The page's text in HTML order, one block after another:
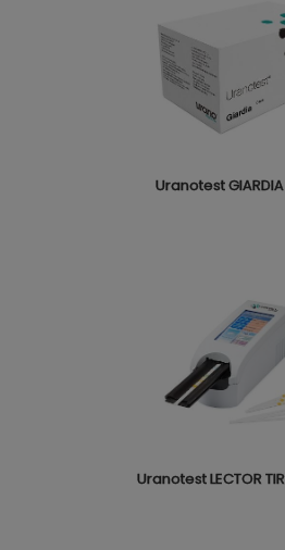
Uranotest
Uranotest LECTOR